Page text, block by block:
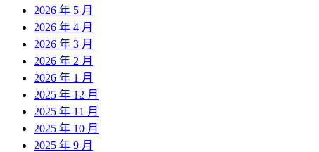
2026 年 5 月
2026 年 4 月
2026 年 3 月
2026 年 2 月
2026 年 1 月
2025 年 12 月
2025 年 11 月
2025 年 10 月
2025 年 9 月